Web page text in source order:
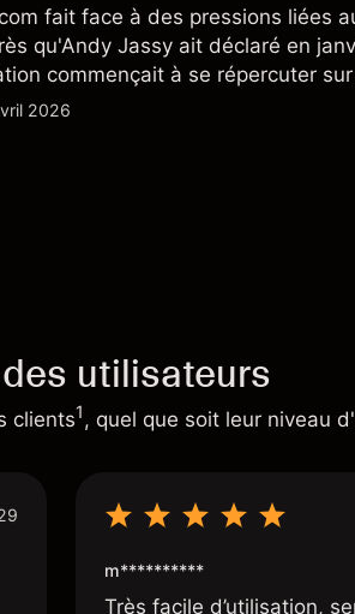
fait face à des pressions liées
qu'Andy Jassy ait déclaré en
commençait à se répercuter
passées ne préjugent pas des
2026
utilisateurs
clients1, quel que soit leur niveau
m**********
Très facile d’utilisation,